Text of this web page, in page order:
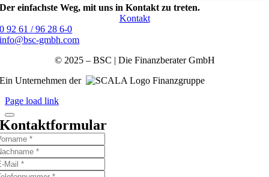
Der einfachste Weg, mit uns in Kontakt zu treten.
Kontakt
0 92 61 / 96 28 6-0
info@bsc-gmbh.com
© 2025 – BSC | Die Finanzberater GmbH
Ein Unternehmen der
Finanzgruppe
Page load link
Kontaktformular